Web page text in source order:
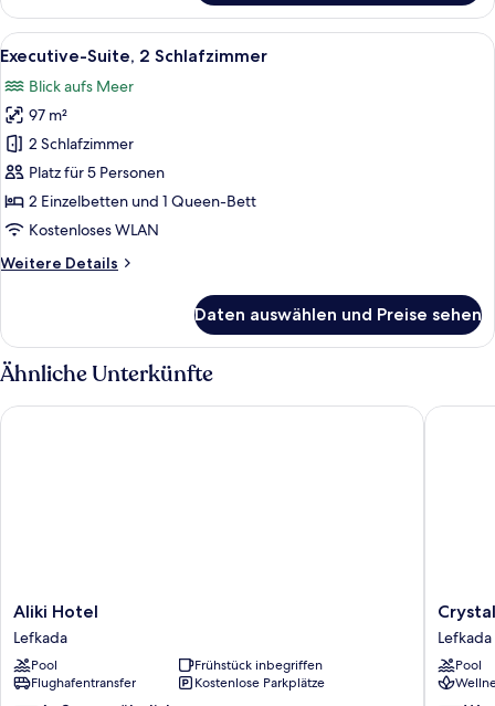
anzeigen
Suite,
Schlafzimmer,
auf
den
Innenhof
Alle
Fotos
für
Executive-
Suite,
2 Schlafzimmer
anzeigen
Ein Schlafzimmer mit einem großen
4
Executive-Suite, 2 Schlafzimmer
Blick aufs Meer
97 m²
2 Schlafzimmer
Platz für 5 Personen
2 Einzelbetten und 1 Queen-Bett
Kostenloses WLAN
Weitere Details
Weitere
Suite,
2 Schlafzimmer
Daten auswählen und Preise sehen
Ähnliche Unterkünfte
Aliki
Hotel
Lefkada
Aliki Hotel
Lefkada
Pool
Frühstück inbegriffen
Flughafentransfer
Kostenlose Parkplätze
Aliki Hotel
Crystal
Waters
Lefkada
Lefkada
Pool
Crystal